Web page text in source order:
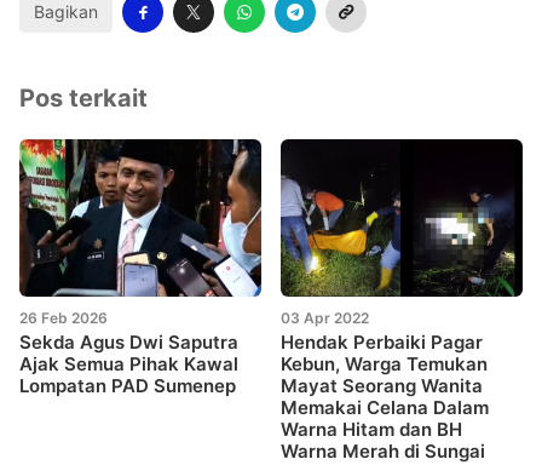
Bagikan
Pos terkait
26 Feb 2026
Sekda Agus Dwi Saputra
Ajak Semua Pihak Kawal
Lompatan PAD Sumenep
03 Apr 2022
Hendak Perbaiki Pagar
Kebun, Warga Temukan
Mayat Seorang Wanita
Memakai Celana Dalam
Warna Hitam dan BH
Warna Merah di Sungai